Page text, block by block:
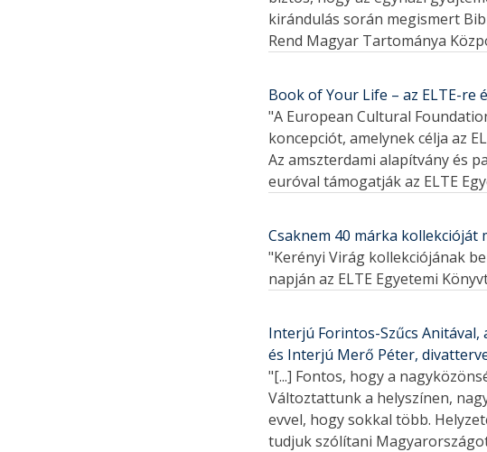
kirándulás során megismert
Rend Magyar Tartománya
Book of Your Life – az ELTE-
"A European Cultural
koncepciót, amelynek célja az
Az amszterdami alapítvány és
euróval támogatják az ELTE
Csaknem 40 márka kollekcióját
"Kerényi Virág kollekciójának
napján az ELTE Egyetemi
Interjú Forintos-Szűcs
és Interjú Merő Péter,
"[...] Fontos, hogy a
Változtattunk a helyszínen,
evvel, hogy sokkal több.
tudjuk szólítani